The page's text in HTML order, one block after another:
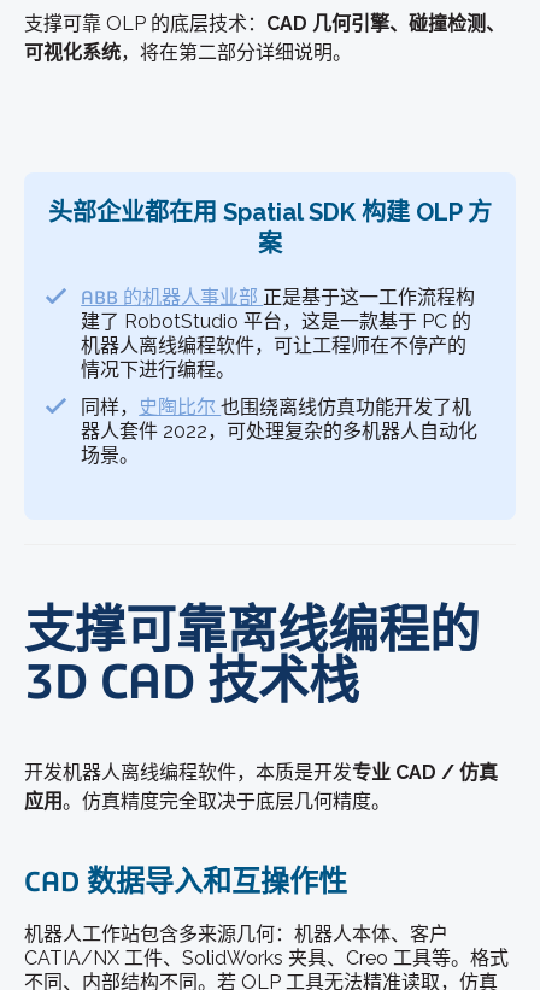
支撑可靠 OLP 的底层技术： CAD 几何引擎、碰撞检测、
可视化系统，将在第二部分详细说明。
头部企业都在用 Spatial SDK 构建 OLP 方
案
ABB 的机器人事业部 正是基于这一工作流程构
建了 RobotStudio 平台，这是一款基于 PC 的
机器人离线编程软件，可让工程师在不停产的
情况下进行编程。
同样， 史陶比尔也围绕离线仿真功能开发了机
器人套件 2022，可处理复杂的多机器人自动化
场景。
支撑可靠离线编程的
3D CAD 技术栈
开发机器人离线编程软件，本质是开发专业 CAD / 仿真
应用。仿真精度完全取决于底层几何精度。
CAD 数据导入和互操作性
机器人工作站包含多来源几何：机器人本体、客户
CATIA/NX 工件、SolidWorks 夹具、Creo 工具等。格式
不同、内部结构不同。若 OLP 工具无法精准读取，仿真